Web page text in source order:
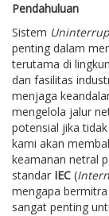
Pendahuluan
Sistem
penting dalam
terutama di
dan fasilitas
menjaga
mengelola jalur
potensial jika
kami akan
keamanan netral
standar IEC (
mengapa
sangat penting